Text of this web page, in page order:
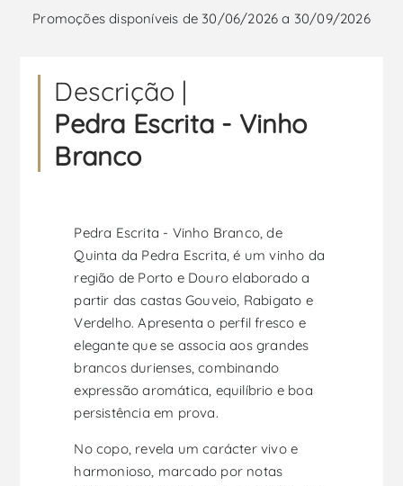
Promoções disponíveis de 30/06/2026 a 30/09/2026
Descrição |
Pedra Escrita - Vinho
Branco
Pedra Escrita - Vinho Branco, de
Quinta da Pedra Escrita, é um vinho da
região de Porto e Douro elaborado a
partir das castas Gouveio, Rabigato e
Verdelho. Apresenta o perfil fresco e
elegante que se associa aos grandes
brancos durienses, combinando
expressão aromática, equilíbrio e boa
persistência em prova.
No copo, revela um carácter vivo e
harmonioso, marcado por notas